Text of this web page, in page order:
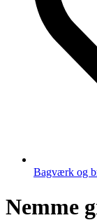
Bagværk og
Nemme